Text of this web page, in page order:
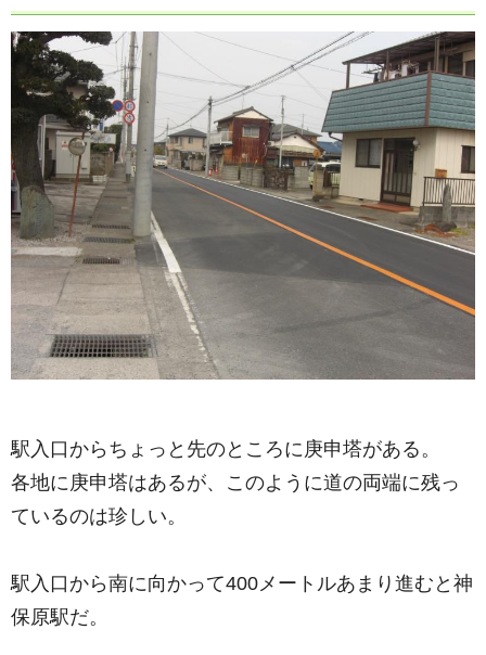
駅入口からちょっと先のところに庚申塔がある。
各地に庚申塔はあるが、このように道の両端に残っ
ているのは珍しい。
駅入口から南に向かって400メートルあまり進むと神
保原駅だ。